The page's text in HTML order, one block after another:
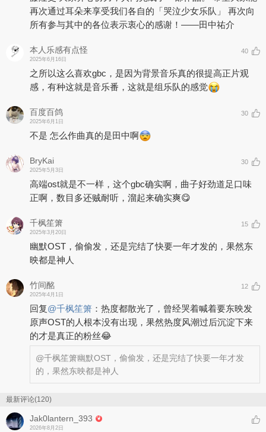
再次通过耳朵来享受我们各自的「哭泣少女乐队」 再次向
所有参与其中的各位表示衷心的感谢！——田中祐介
本人乐感有点怪
2025年6月16日
40
之所以这么喜欢gbc，是因为背景音乐真的很提高正片观
感，有种这就是音乐番，这就是组乐队的感觉
百度百鸽
2025年6月1日
30
不是 怎么作曲真的是田中啊
BryKai
2025年5月3日
30
高端ost就是不一样，这个gbc确实啊，曲子好劲道足口味
正啊，数目多还贼耐听，溜起来确实爽😋
千枫笙箫
2025年3月20日
15
幽默OST，偷偷发，还是完结了快要一年才发的，果然东
映都是神人
竹间酩
2025年4月1日
12
回复@千枫笙箫 ： 热度都散光了，曾经哭着喊着要东映发
原声OST的人根本没有出现，果然热度风潮过后沉淀下来
的才是真正的粉丝😂
@千枫笙箫幽默OST，偷偷发，还是完结了快要一年才发
的，果然东映都是神人
最新评论(120)
Jak0lantern_393
2026年8月2日